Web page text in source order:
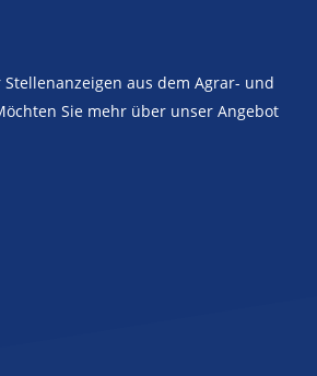
aus dem Agrar- und
Sie mehr über unser Angebot